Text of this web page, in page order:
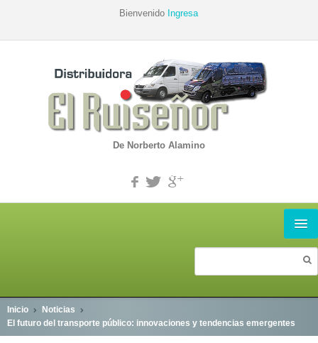
Bienvenido Ingresa
De Norberto Alamino
SERVICIOS
Inicio
Noticias
El futuro del transporte público: innovaciones y tendencias emergentes